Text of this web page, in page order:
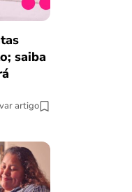
saiba
artigo